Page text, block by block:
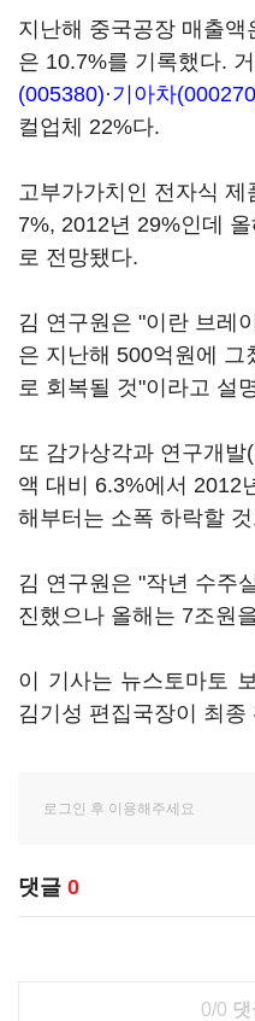
지난해 중국공장 매출
은 10.7%를 기록했다.
(005380)·기아차
컬업체 22%다.
고부가가치인 전자식
7%, 2012년 29%인데
로 전망됐다.
김 연구원은 "이란 브레
은 지난해 500억원에 그
로 회복될 것"이라고 설
또 감가상각과 연구개
액 대비 6.3%에서 2012
해부터는 소폭 하락할
김 연구원은 "작년 수주
진했으나 올해는 7조원
이 기사는 뉴스토마토
김기성 편집국장이 최종
댓글 0
0/0 댓